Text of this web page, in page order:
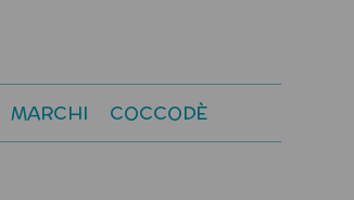
MARCHI COCCODÈ